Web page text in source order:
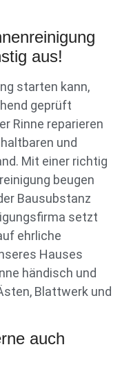
aus!
starten kann,
geprüft
Rinne reparieren
und
Mit einer richtig
beugen
Bausubstanz
setzt
ehrliche
Hauses
händisch und
Blattwerk und
auch